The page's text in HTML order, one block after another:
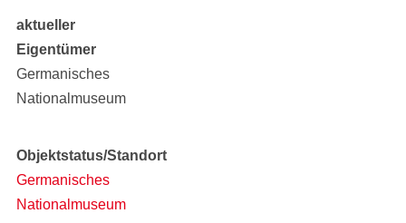
aktueller
Eigentümer
Germanisches
Nationalmuseum
Objektstatus/Standort
Germanisches
Nationalmuseum